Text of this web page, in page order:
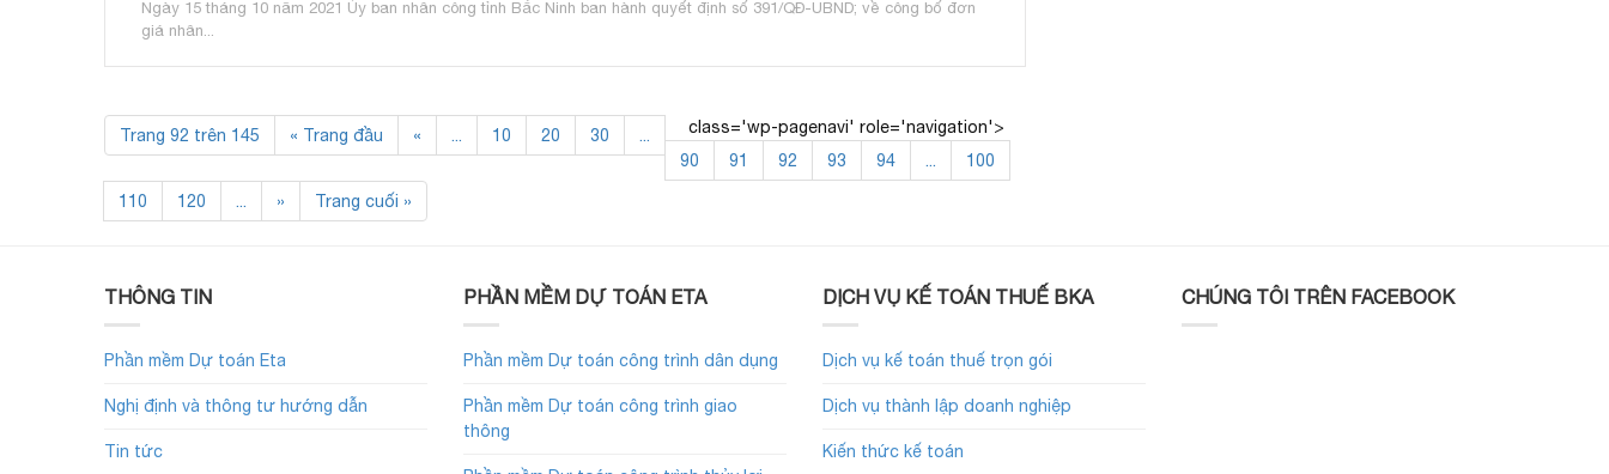
Ngày 15 tháng 10 năm 2021 Ủy ban nhân công tỉnh Bắc Ninh ban hành quyết định số 391/QĐ-UBND; về công bố đơn
giá nhân...
class='wp-pagenavi' role='navigation'>
Trang 92 trên 145 « Trang đầu « ... 10 20 30
...
90
91 92 93 94 ... 100
110 120 ... » Trang cuối »
THÔNG TIN
Phần mềm Dự toán Eta
Nghị định và thông tư hướng dẫn
Tin tức
PHẦN MỀM DỰ TOÁN ETA
Phần mềm Dự toán công trình dân dụng
Phần mềm Dự toán công trình giao
thông
DỊCH VỤ KẾ TOÁN THUẾ BKA
Dịch vụ kế toán thuế trọn gói
Dịch vụ thành lập doanh nghiệp
Kiến thức kế toán
CHÚNG TÔI TRÊN FACEBOOK